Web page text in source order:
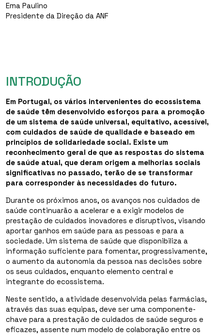
Ema Paulino
Presidente da Direção da ANF
INTRODUÇÃO
Em Portugal, os vários intervenientes do ecossistema
de saúde têm desenvolvido esforços para a promoção
de um sistema de saúde universal, equitativo, acessível,
com cuidados de saúde de qualidade e baseado em
princípios de solidariedade social. Existe um
reconhecimento geral de que as respostas do sistema
de saúde atual, que deram origem a melhorias sociais
significativas no passado, terão de se transformar
para corresponder às necessidades do futuro.
Durante os próximos anos, os avanços nos cuidados de
saúde continuarão a acelerar e a exigir modelos de
prestação de cuidados inovadores e disruptivos, visando
aportar ganhos em saúde para as pessoas e para a
sociedade. Um sistema de saúde que disponibiliza a
informação suficiente para fomentar, progressivamente,
o aumento da autonomia da pessoa nas decisões sobre
os seus cuidados, enquanto elemento central e
integrante do ecossistema.
Neste sentido, a atividade desenvolvida pelas farmácias,
através das suas equipas, deve ser uma componente-
chave para a prestação de cuidados de saúde seguros e
eficazes, assente num modelo de colaboração entre os